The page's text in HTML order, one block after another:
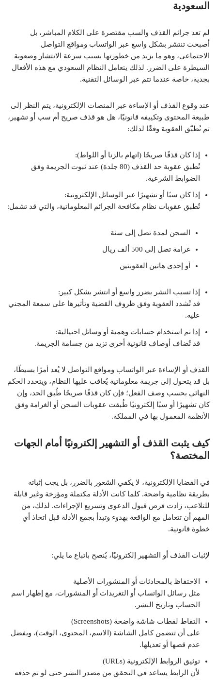
السعودية
لم تعد جرائم القذف والسب مقتصرة على الكلام المباشر، بل
أصبحت تنتشر بشكل واسع عبر الواتساب ومواقع التواصل
الاجتماعي، وهو ما يزيد من خطورتها بسبب سرعة الانتشار وصعوبة
السيطرة على الضرر. لذلك يتعامل النظام السعودي مع هذه الأفعال
بجدية، خاصة عندما تتم عبر الوسائل التقنية.
عند وقوع القذف أو الإساءة عبر المنصات الإلكترونية، يتم النظر إلى
طبيعة المحتوى وتكييفه قانونيًا، هل هو قذف صريح أم سب أو تشهير،
ثم تُطبّق العقوبة وفقًا لذلك:
إذا كان قذفًا صريحًا (اتهام بالزنا أو اللواط):
تُطبق عقوبة حد القذف (80 جلدة) عند ثبوت الجريمة وفق
الضوابط الشرعية.
إذا كان سبًا أو تشهيرًا عبر الوسائل الإلكترونية:
تُطبق عقوبات نظام مكافحة الجرائم المعلوماتية، والتي قد تشمل:
السجن لمدة تصل إلى سنة
غرامة تصل إلى 500 ألف ريال
أو إحدى هاتين العقوبتين
إذا تسبب النشر بضرر واسع أو انتشر بشكل كبير:
قد تُشدد العقوبة وفق ظروف القضية وتأثيرها على سمعة المجني
عليه.
إذا تم استخدام حسابات وهمية أو وسائل احتيالية:
قد تُضاف أوصاف قانونية أخرى تزيد من جسامة الجريمة.
القذف أو الإساءة عبر الواتساب ومواقع التواصل لا يُعد أمرًا بسيطًا،
بل قد يتحول إلى جريمة معلوماتية يُعاقب عليها النظام، ويتحدد الحكم
النهائي بحسب وصف الفعل؛ فإن كان قذفًا صريحًا طُبق الحد، وإن
كان تشهيرًا أو سبًا إلكترونيًا طُبقت عقوبات السجن أو الغرامة وفق
الأنظمة المعمول بها في المملكة.
كيف يثبت القذف أو التشهير إلكترونيًا أمام الجهات
المختصة؟
في القضايا الإلكترونية، لا يكفي الشعور بالضرر، بل يجب إثباته
بطريقة نظامية واضحة. كلما كانت الأدلة مكتملة ومؤرخة وغير قابلة
للتلاعب، زادت فرص قبول الدعوى وتسريع الإجراءات. لذلك، من
المهم أن تتعامل مع الواقعة بهدوء وتبدأ بجمع الأدلة قبل اتخاذ أي
خطوة قانونية.
لإثبات القذف أو التشهير إلكترونيًا، يُنصح باتباع ما يلي:
الاحتفاظ بالمحادثات أو المنشورات الأصلية
مثل رسائل الواتساب أو التغريدات أو المنشورات، مع إظهار اسم
الحساب وتاريخ النشر.
التقاط لقطات شاشة واضحة (Screenshots)
على أن تتضمن كامل الشاشة (الاسم، المحتوى، الوقت)، ويفضل
عدم قصها أو تعديلها.
توثيق الروابط الإلكترونية (URLs)
لأن الرابط يساعد في التحقق من مصدر النشر حتى لو تم حذفه